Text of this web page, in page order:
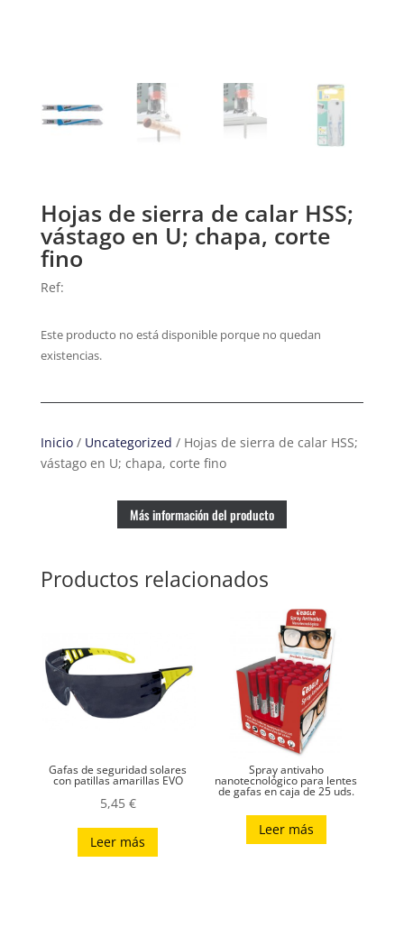
Hojas de sierra de calar HSS;
vástago en U; chapa, corte
fino
Ref:
Este producto no está disponible porque no quedan
existencias.
Inicio/ Uncategorized / Hojas de sierra de calar HSS;
vástago en U; chapa, corte fino
Más información del producto
Productos relacionados
Gafas de seguridad solares
con patillas amarillas EVO
5,45 €
Leer más
Spray antivaho
nanotecnológico para lentes
de gafas en caja de 25 uds.
Leer más